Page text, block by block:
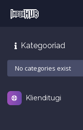
Kategooriad
Klienditugi